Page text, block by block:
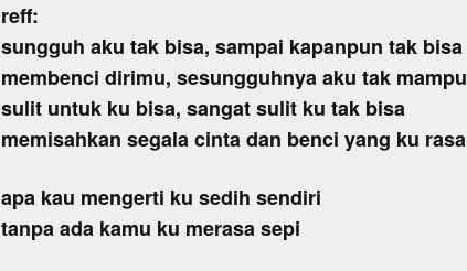
reff:
sungguh aku tak bisa, sampai kapanpun tak bisa
membenci dirimu, sesungguhnya aku tak mampu
sulit untuk ku bisa, sangat sulit ku tak bisa
memisahkan segala cinta dan benci yang ku rasa
apa kau mengerti ku sedih sendiri
tanpa ada kamu ku merasa sepi